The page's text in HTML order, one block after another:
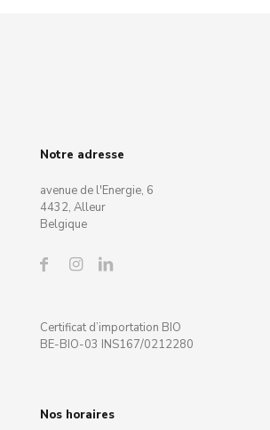
Notre adresse
avenue de l'Energie, 6
4432, Alleur
Belgique
Certificat d’importation BIO
BE-BIO-03 INS167/0212280
Nos horaires